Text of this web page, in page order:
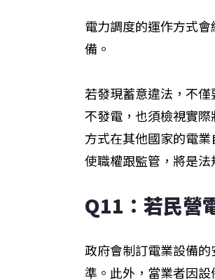
電力調度的運作方式
備。
若發現蓄意違法，不
不發電，也須檢視實
方式在其他國家的電
使職權跟監管，將是法
Q11：若民營
政府會制訂電業設備
準。此外，當業者因